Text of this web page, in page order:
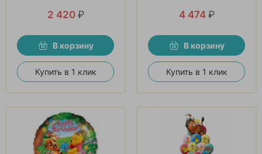
2 420 ₽
В корзину
Купить в 1 клик
4 474 ₽
В корзину
Купить в 1 клик